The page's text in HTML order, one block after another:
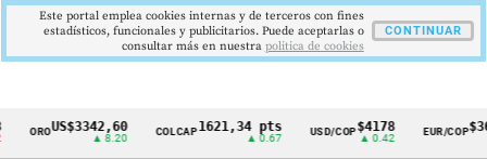
Cintillo
OROUS$3342,60
▲ 8.20
COLCAP1621,34 pts
▲ 0.67
USD/COP$4178
▲ 0.42
EUR/COP
Este portal emplea cookies internas y de terceros con fines
estadísticos, funcionales y publicitarios. Puede aceptarlas o
consultar más en nuestra politica de cookies
CONTINUAR